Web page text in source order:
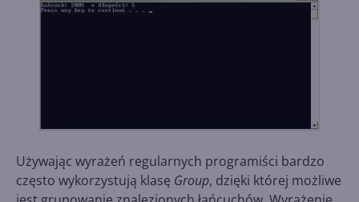
Używając wyrażeń regularnych programiści bardzo
często wykorzystują klasę Group, dzięki której możliwe